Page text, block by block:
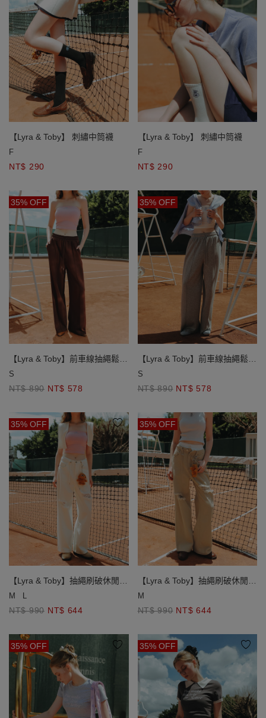
【Lyra & Toby】 刺繡中筒襪
F
NT$ 290
【Lyra & Toby】 刺繡中筒襪
F
NT$ 290
35% OFF
【Lyra & Toby】前車線抽繩鬆緊
長褲
S
NT$ 890 NT$ 578
35% OFF
【Lyra & Toby】前車線抽繩鬆緊
長褲
S
NT$ 890 NT$ 578
35% OFF
【Lyra & Toby】抽繩刷破休閒長
褲
M L
NT$ 990 NT$ 644
35% OFF
【Lyra & Toby】抽繩刷破休閒長
褲
M
NT$ 990 NT$ 644
35% OFF 35% OFF